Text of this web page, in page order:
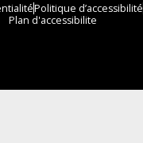
Politique d’accessibilité
Plan d'accessibilite